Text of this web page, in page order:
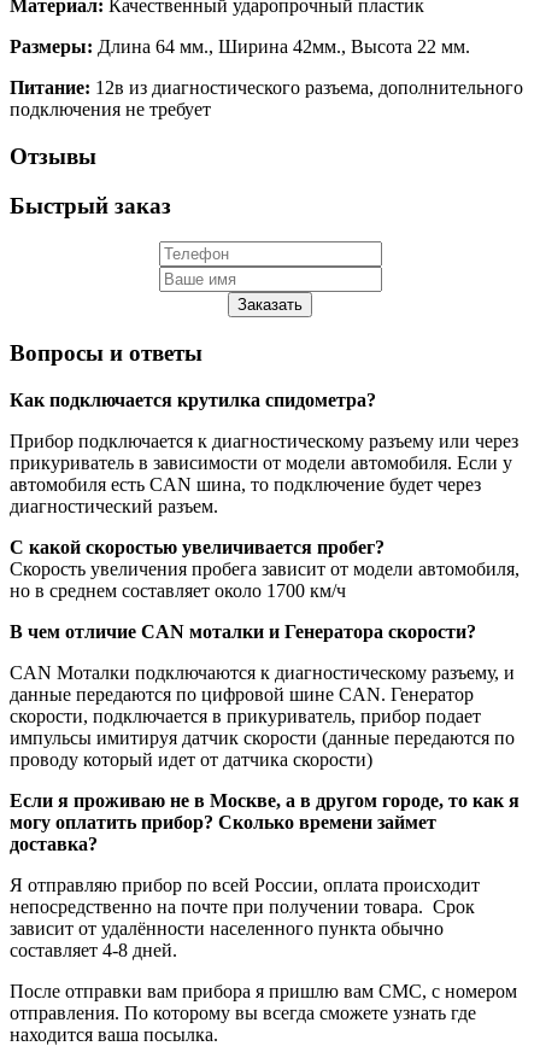
Материал: Качественный ударопрочный пластик
Размеры: Длина 64 мм., Ширина 42мм., Высота 22 мм.
Питание: 12в из диагностического разъема, дополнительного
подключения не требует
Отзывы
Быстрый заказ
Заказать
Вопросы и ответы
Как подключается крутилка спидометра?
Прибор подключается к диагностическому разъему или через
прикуриватель в зависимости от модели автомобиля. Если у
автомобиля есть CAN шина, то подключение будет через
диагностический разъем.
С какой скоростью увеличивается пробег?
Скорость увеличения пробега зависит от модели автомобиля,
но в среднем составляет около 1700 км/ч
В чем отличие CAN моталки и Генератора скорости?
CAN Моталки подключаются к диагностическому разъему, и
данные передаются по цифровой шине CAN. Генератор
скорости, подключается в прикуриватель, прибор подает
импульсы имитируя датчик скорости (данные передаются по
проводу который идет от датчика скорости)
Если я проживаю не в Москве, а в другом городе, то как я
могу оплатить прибор? Сколько времени займет
доставка?
Я отправляю прибор по всей России, оплата происходит
непосредственно на почте при получении товара. Срок
зависит от удалённости населенного пункта обычно
составляет 4-8 дней.
После отправки вам прибора я пришлю вам CMC, с номером
отправления. По которому вы всегда сможете узнать где
находится ваша посылка.